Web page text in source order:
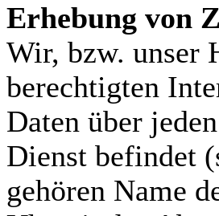
Erhebung von
Wir, bzw. unser
berechtigten
Daten über
Dienst befindet
gehören Name